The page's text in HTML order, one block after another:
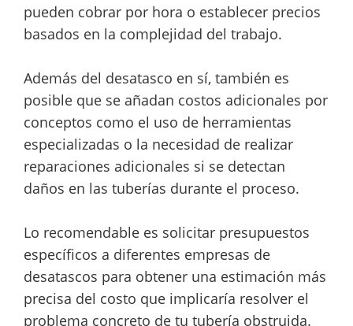
pueden cobrar por hora o establecer precios
basados en la complejidad del trabajo.
Además del desatasco en sí, también es
posible que se añadan costos adicionales por
conceptos como el uso de herramientas
especializadas o la necesidad de realizar
reparaciones adicionales si se detectan
daños en las tuberías durante el proceso.
Lo recomendable es solicitar presupuestos
específicos a diferentes empresas de
desatascos para obtener una estimación más
precisa del costo que implicaría resolver el
problema concreto de tu tubería obstruida.